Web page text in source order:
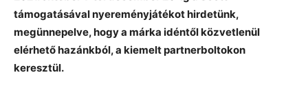
támogatásával nyereményjátékot hirdetünk,
megünnepelve, hogy a márka idéntől közvetlenül
elérhető hazánkból, a kiemelt partnerboltokon
keresztül.